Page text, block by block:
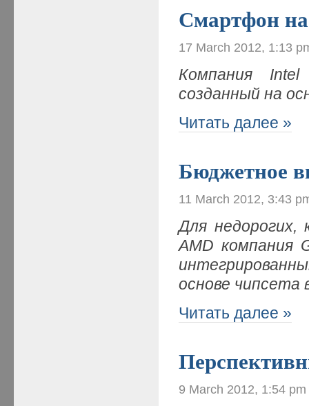
Смартфон
17 March 2012, 1:13
Компания
созданный на
Читать далее »
Бюджетное
11 March 2012, 3:43
Для недорогих,
AMD компания
основе чипсета
Читать далее »
9 March 2012, 1:54 pm